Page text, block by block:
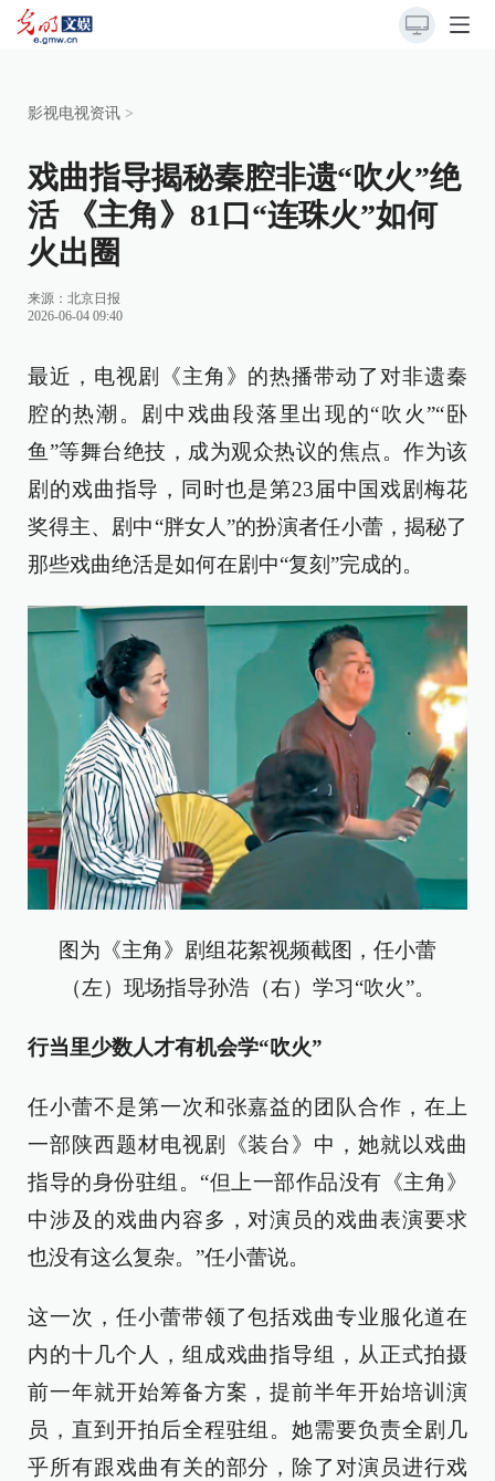
影视电视资讯 >
戏曲指导揭秘秦腔非遗“吹火”绝
活 《主角》81口“连珠火”如何
火出圈
来源： 北京日报
2026-06-04 09:40
最近，电视剧《主角》的热播带动了对非遗秦
腔的热潮。剧中戏曲段落里出现的“吹火”“卧
鱼”等舞台绝技，成为观众热议的焦点。作为该
剧的戏曲指导，同时也是第23届中国戏剧梅花
奖得主、剧中“胖女人”的扮演者任小蕾，揭秘了
那些戏曲绝活是如何在剧中“复刻”完成的。
图为《主角》剧组花絮视频截图，任小蕾
（左）现场指导孙浩（右）学习“吹火”。
行当里少数人才有机会学“吹火”
任小蕾不是第一次和张嘉益的团队合作，在上
一部陕西题材电视剧《装台》中，她就以戏曲
指导的身份驻组。“但上一部作品没有《主角》
中涉及的戏曲内容多，对演员的戏曲表演要求
也没有这么复杂。”任小蕾说。
这一次，任小蕾带领了包括戏曲专业服化道在
内的十几个人，组成戏曲指导组，从正式拍摄
前一年就开始筹备方案，提前半年开始培训演
员，直到开拍后全程驻组。她需要负责全剧几
乎所有跟戏曲有关的部分，除了对演员进行戏